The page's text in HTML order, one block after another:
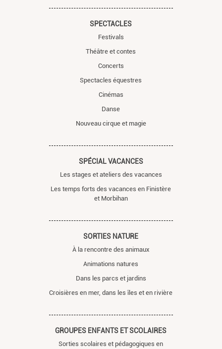
SPECTACLES
Festivals
Théâtre et contes
Concerts
Spectacles équestres
Cinémas
Danse
Nouveau cirque et magie
SPÉCIAL VACANCES
Les stages et ateliers des vacances
Les temps forts des vacances en Finistère
et Morbihan
SORTIES NATURE
À la rencontre des animaux
Animations natures
Dans les parcs et jardins
Croisières en mer, dans les îles et en rivière
GROUPES ENFANTS ET SCOLAIRES
Sorties scolaires et pédagogiques en